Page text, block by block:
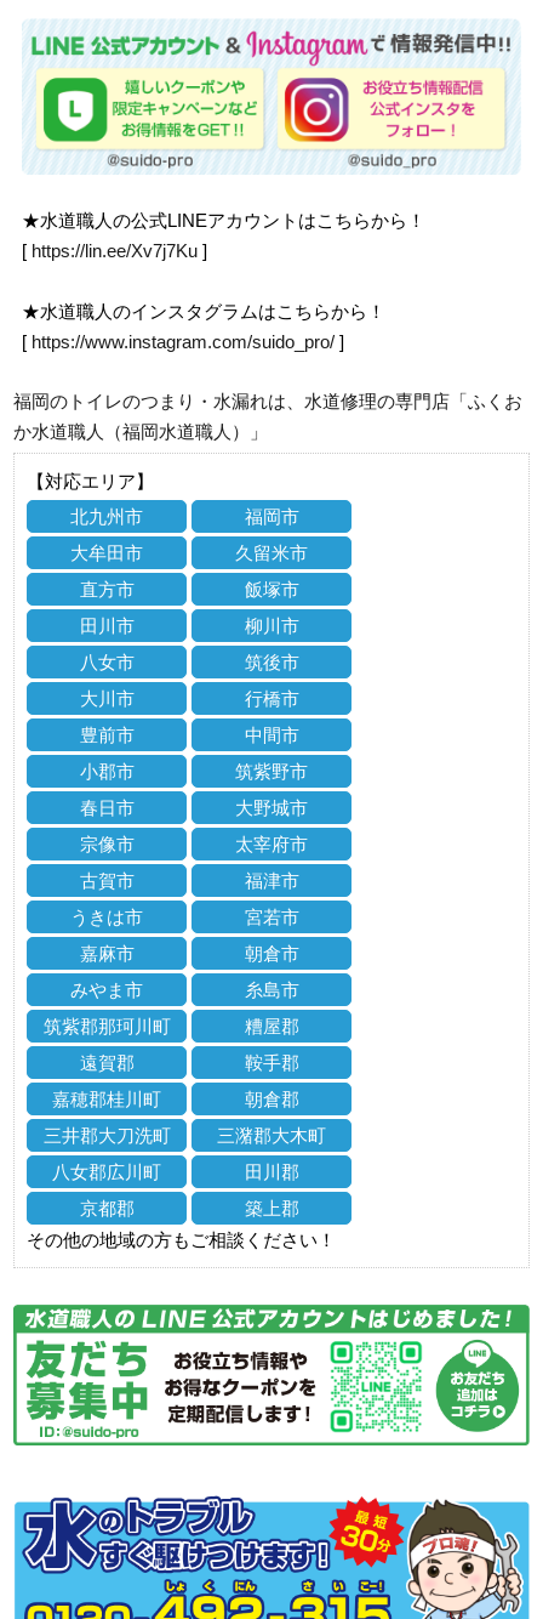
★水道職人の公式LINEアカウントはこちらから！
[ https://lin.ee/Xv7j7Ku ]
★水道職人のインスタグラムはこちらから！
[ https://www.instagram.com/suido_pro/ ]
福岡のトイレのつまり・水漏れは、水道修理の専門店「ふくお
か水道職人（福岡水道職人）」
【対応エリア】
北九州市
福岡市
大牟田市
久留米市
直方市
飯塚市
田川市
柳川市
八女市
筑後市
大川市
行橋市
豊前市
中間市
小郡市
筑紫野市
春日市
大野城市
宗像市
太宰府市
古賀市
福津市
うきは市
宮若市
嘉麻市
朝倉市
みやま市
糸島市
筑紫郡那珂川町
糟屋郡
遠賀郡
鞍手郡
嘉穂郡桂川町
朝倉郡
三井郡大刀洗町
三潴郡大木町
八女郡広川町
田川郡
京都郡
築上郡
その他の地域の方もご相談ください！